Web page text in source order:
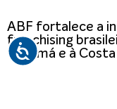
ABF fortalece a
franchising
Panamá e à Costa